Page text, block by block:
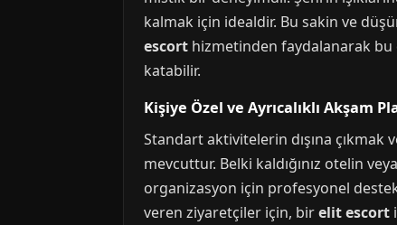
kalmak için idealdir. Bu sakin ve
escort hizmetinden faydalanarak bu
katabilir.
Kişiye Özel ve Ayrıcalıklı Akşam
Standart aktivitelerin dışına
mevcuttur. Belki kaldığınız otelin
organizasyon için profesyonel
veren ziyaretçiler için, birelit escort